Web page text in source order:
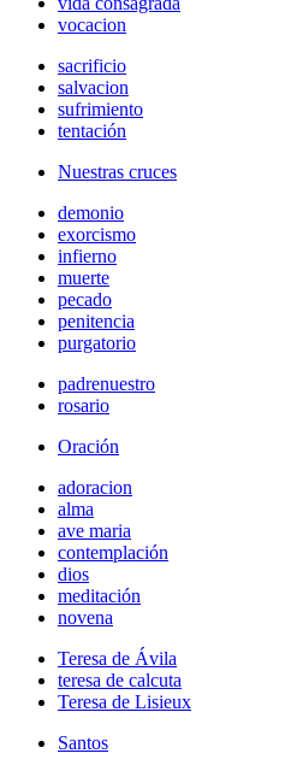
vocacion
sacrificio
salvacion
sufrimiento
tentación
Nuestras cruces
demonio
exorcismo
infierno
muerte
pecado
penitencia
purgatorio
padrenuestro
rosario
Oración
adoracion
alma
ave maria
contemplación
dios
meditación
novena
Teresa de Ávila
teresa de calcuta
Teresa de Lisieux
Santos